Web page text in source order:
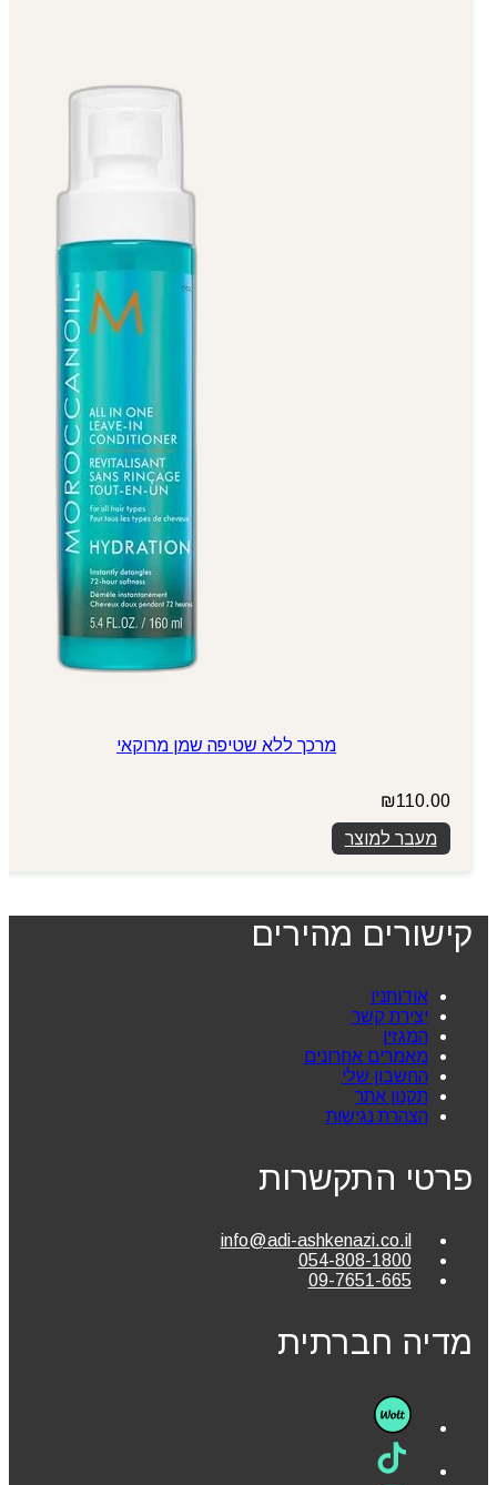
מרכך ללא שטיפה שמן מרוקאי
₪110.00
מעבר למוצר
קישורים מהירים
אודותניו
יצירת קשר
המגזין
מאמרים אחרונים
החשבון שלי
תקנון אתר
הצהרת נגישות
פרטי התקשרות
info@adi-ashkenazi.co.il
054-808-1800
09-7651-665
מדיה חברתית